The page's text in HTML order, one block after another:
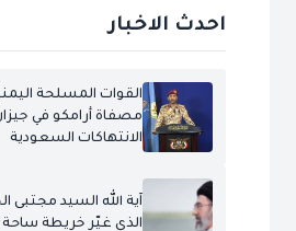
احدث الاخبار
القوات المسلحة
مصفاة أرامكو في
الانتهاكات السعودية
آية الله السيد مجتبى
الذي غيّر خريطة ساحة